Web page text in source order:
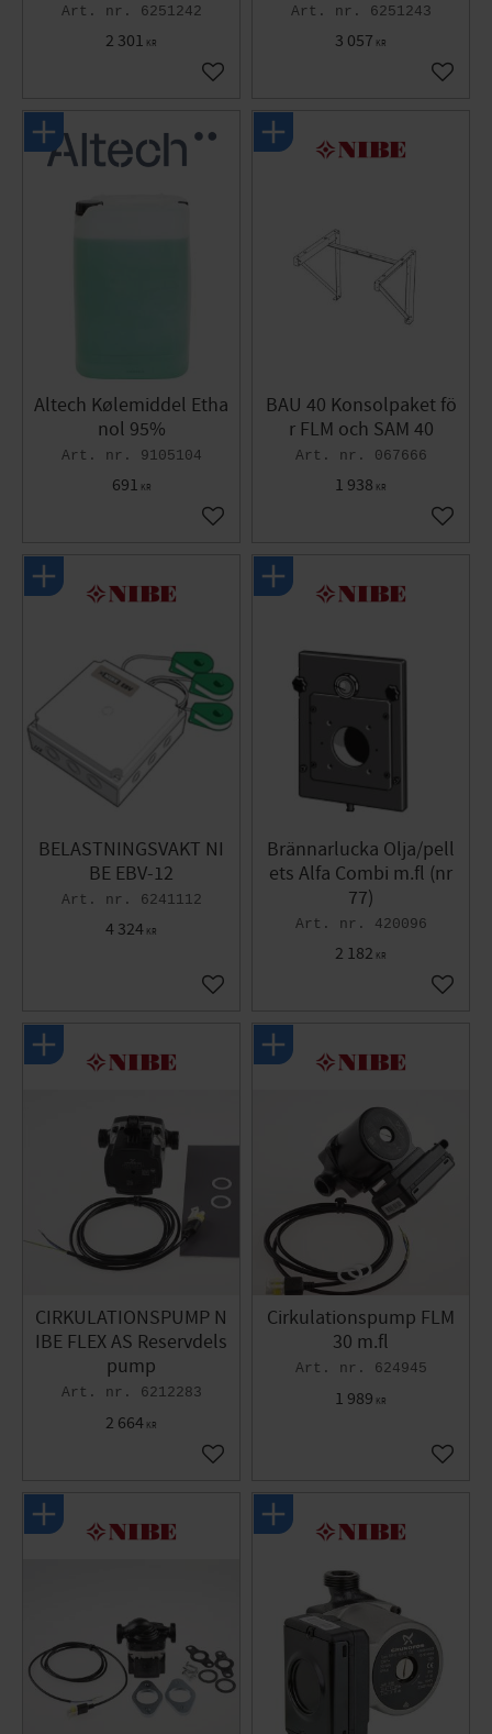
6251242
2 301 KR
Gem som favorit
6251243
3 057 KR
Gem
Altech Kølemiddel Etha
nol 95%
9105104
691 KR
Gem som favorit
BAU 40 Konsolpaket fö
r FLM och SAM 40
067666
1 938 KR
Gem
BELASTNINGSVAKT NI
BE EBV-12
6241112
4 324 KR
Gem som favorit
Brännarlucka Olja/pell
ets Alfa Combi m.fl (nr
77)
420096
2 182 KR
Gem
CIRKULATIONSPUMP N
IBE FLEX AS Reservdels
pump
6212283
2 664 KR
Gem som favorit
Cirkulationspump FLM
30 m.fl
624945
1 989 KR
Gem